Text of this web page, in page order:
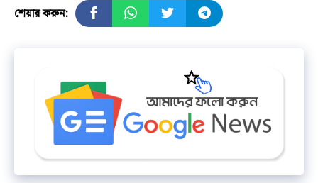
শেয়ার করুন: